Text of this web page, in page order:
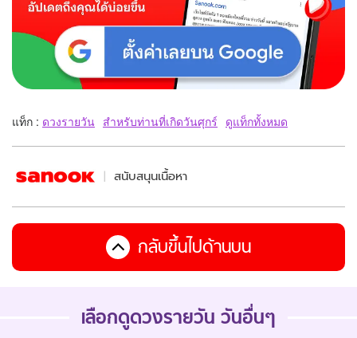
แท็ก : ดวงรายวัน สำหรับท่านที่เกิดวันศุกร์ ดูแท็กทั้งหมด
สนับสนุนเนื้อหา
กลับขึ้นไปด้านบน
เลือกดูดวงรายวัน วันอื่นๆ